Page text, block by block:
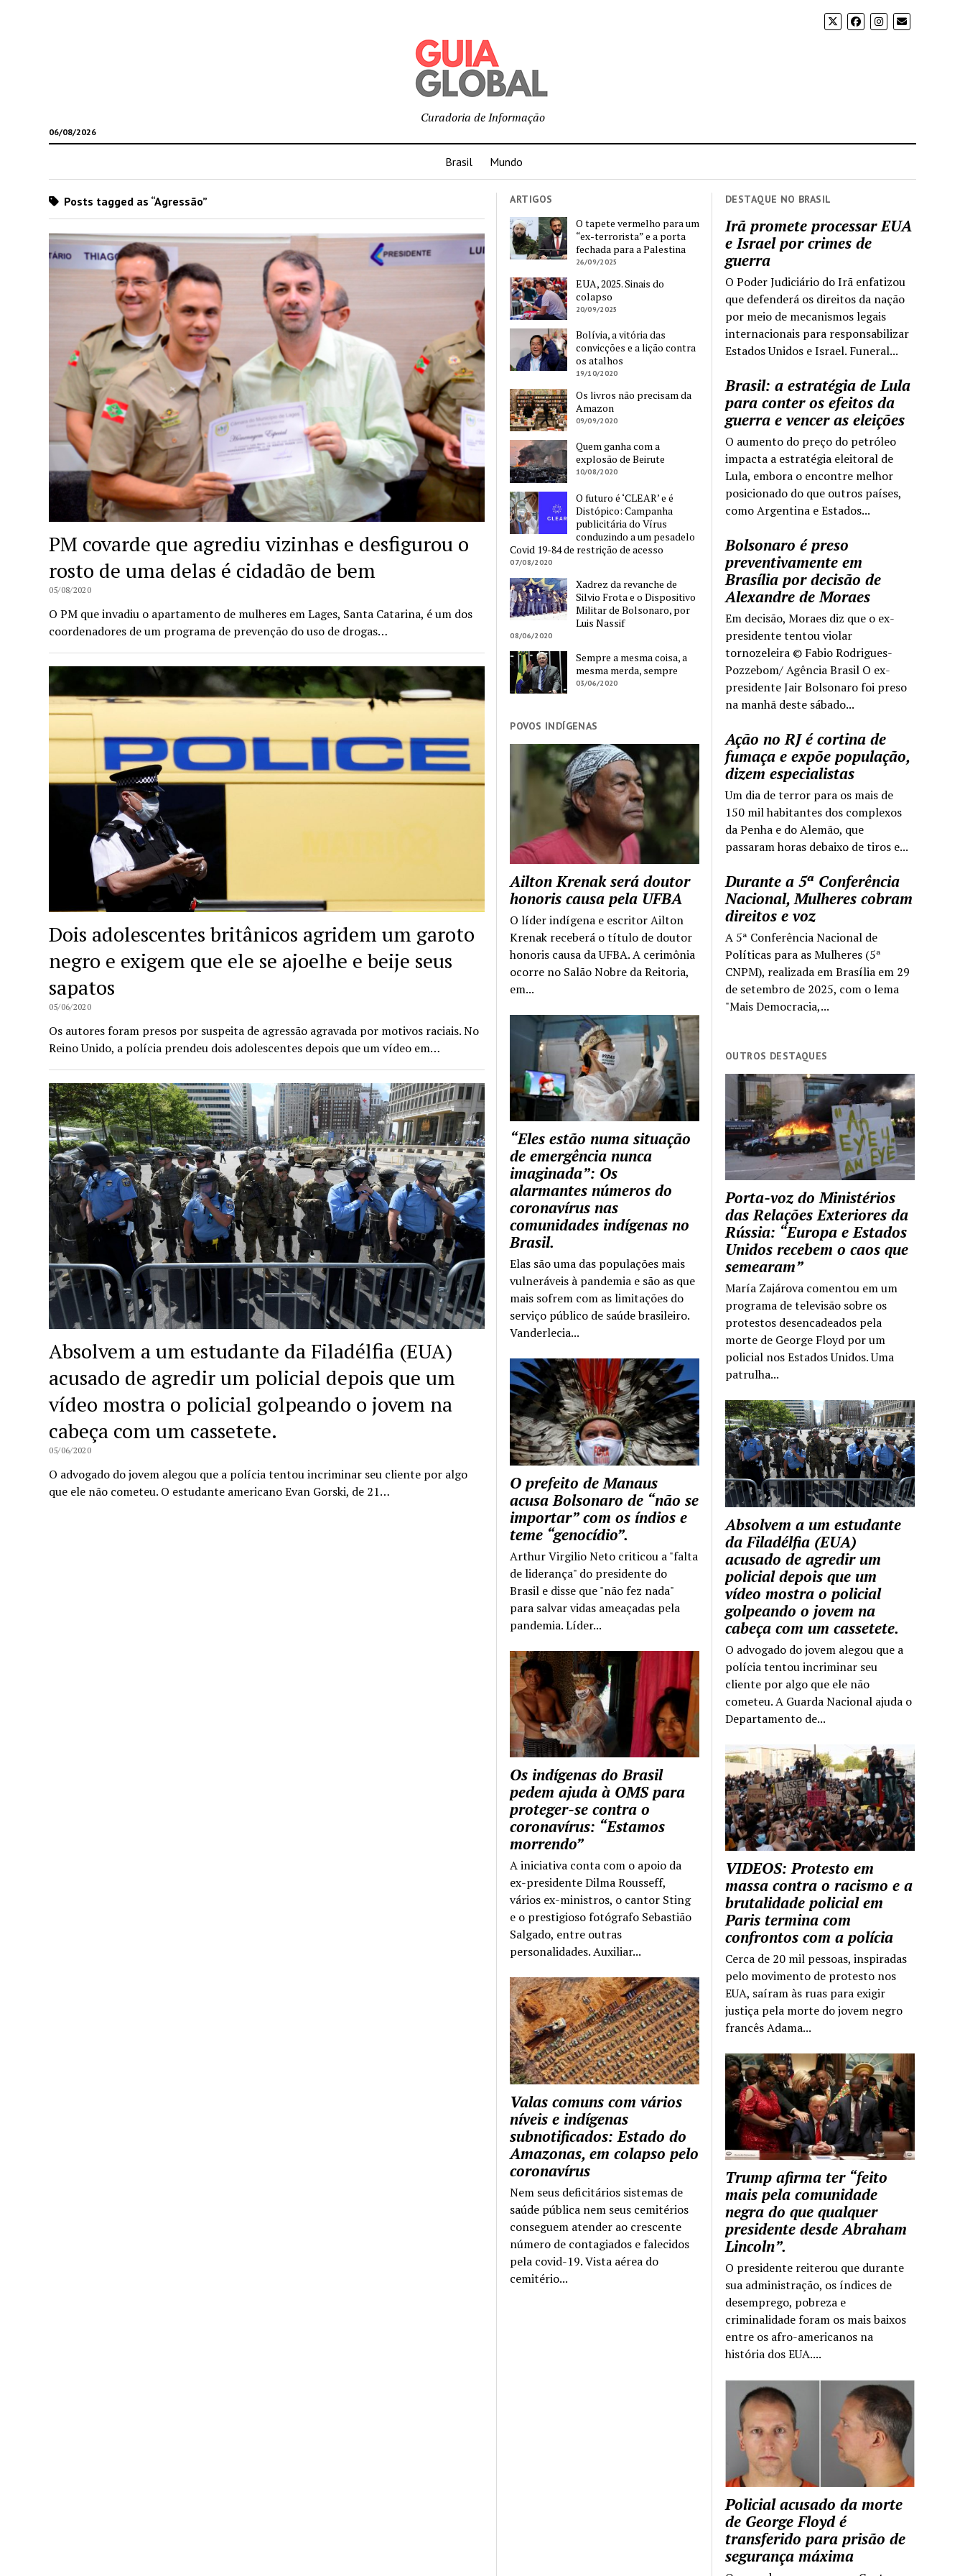
06/08/2026
Curadoria de Informação
Brasil Mundo
DESTAQUE NO BRASIL
Irã promete processar EUA
e Israel por crimes de
guerra
O Poder Judiciário do Irã enfatizou
que defenderá os direitos da nação
por meio de mecanismos legais
internacionais para responsabilizar
Estados Unidos e Israel. Funeral...
Brasil: a estratégia de Lula
para conter os efeitos da
guerra e vencer as eleições
O aumento do preço do petróleo
impacta a estratégia eleitoral de
Lula, embora o encontre melhor
posicionado do que outros países,
como Argentina e Estados...
Bolsonaro é preso
preventivamente em
Brasília por decisão de
Alexandre de Moraes
Em decisão, Moraes diz que o ex-
presidente tentou violar
tornozeleira © Fabio Rodrigues-
Pozzebom/ Agência Brasil O ex-
presidente Jair Bolsonaro foi preso
na manhã deste sábado...
Ação no RJ é cortina de
fumaça e expõe população,
dizem especialistas
Um dia de terror para os mais de
150 mil habitantes dos complexos
da Penha e do Alemão, que
passaram horas debaixo de tiros e...
Durante a 5ª Conferência
Nacional, Mulheres cobram
direitos e voz
A 5ª Conferência Nacional de
Políticas para as Mulheres (5ª
CNPM), realizada em Brasília em 29
de setembro de 2025, com o lema
"Mais Democracia,...
OUTROS DESTAQUES
Porta-voz do Ministérios
das Relações Exteriores da
Rússia: “Europa e Estados
Unidos recebem o caos que
semearam”
María Zajárova comentou em um
programa de televisão sobre os
protestos desencadeados pela
morte de George Floyd por um
policial nos Estados Unidos. Uma
patrulha...
Absolvem a um estudante
da Filadélfia (EUA)
acusado de agredir um
policial depois que um
vídeo mostra o policial
golpeando o jovem na
cabeça com um cassetete.
O advogado do jovem alegou que a
polícia tentou incriminar seu
cliente por algo que ele não
cometeu. A Guarda Nacional ajuda o
Departamento de...
VIDEOS: Protesto em
massa contra o racismo e a
brutalidade policial em
Paris termina com
confrontos com a polícia
Cerca de 20 mil pessoas, inspiradas
pelo movimento de protesto nos
EUA, saíram às ruas para exigir
justiça pela morte do jovem negro
francês Adama...
Trump afirma ter “feito
mais pela comunidade
negra do que qualquer
presidente desde Abraham
Lincoln”.
O presidente reiterou que durante
sua administração, os índices de
desemprego, pobreza e
criminalidade foram os mais baixos
entre os afro-americanos na
história dos EUA....
Policial acusado da morte
de George Floyd é
transferido para prisão de
segurança máxima
Posts tagged as “Agressão”
PM covarde que agrediu vizinhas e desfigurou o
rosto de uma delas é cidadão de bem
05/08/2020
O PM que invadiu o apartamento de mulheres em Lages, Santa Catarina, é um dos
coordenadores de um programa de prevenção do uso de drogas…
Dois adolescentes britânicos agridem um garoto
negro e exigem que ele se ajoelhe e beije seus
sapatos
05/06/2020
Os autores foram presos por suspeita de agressão agravada por motivos raciais. No
Reino Unido, a polícia prendeu dois adolescentes depois que um vídeo em…
Absolvem a um estudante da Filadélfia (EUA)
acusado de agredir um policial depois que um
vídeo mostra o policial golpeando o jovem na
cabeça com um cassetete.
05/06/2020
O advogado do jovem alegou que a polícia tentou incriminar seu cliente por algo
que ele não cometeu. O estudante americano Evan Gorski, de 21…
ARTIGOS
O tapete vermelho para um
“ex-terrorista” e a porta
fechada para a Palestina
26/09/2025
EUA, 2025. Sinais do
colapso
20/09/2025
Bolívia, a vitória das
convicções e a lição contra
os atalhos
19/10/2020
Os livros não precisam da
Amazon
09/09/2020
Quem ganha com a
explosão de Beirute
10/08/2020
O futuro é ‘CLEAR’ e é
Distópico: Campanha
publicitária do Vírus
conduzindo a um pesadelo
Covid 19-84 de restrição de acesso
07/08/2020
Xadrez da revanche de
Silvio Frota e o Dispositivo
Militar de Bolsonaro, por
Luis Nassif
08/06/2020
Sempre a mesma coisa, a
mesma merda, sempre
03/06/2020
POVOS INDÍGENAS
Ailton Krenak será doutor
honoris causa pela UFBA
O líder indígena e escritor Ailton
Krenak receberá o título de doutor
honoris causa da UFBA. A cerimônia
ocorre no Salão Nobre da Reitoria,
em...
“Eles estão numa situação
de emergência nunca
imaginada”: Os
alarmantes números do
coronavírus nas
comunidades indígenas no
Brasil.
Elas são uma das populações mais
vulneráveis à pandemia e são as que
mais sofrem com as limitações do
serviço público de saúde brasileiro.
Vanderlecia...
O prefeito de Manaus
acusa Bolsonaro de “não se
importar” com os índios e
teme “genocídio”.
Arthur Virgilio Neto criticou a "falta
de liderança" do presidente do
Brasil e disse que "não fez nada"
para salvar vidas ameaçadas pela
pandemia. Líder...
Os indígenas do Brasil
pedem ajuda à OMS para
proteger-se contra o
coronavírus: “Estamos
morrendo”
A iniciativa conta com o apoio da
ex-presidente Dilma Rousseff,
vários ex-ministros, o cantor Sting
e o prestigioso fotógrafo Sebastião
Salgado, entre outras
personalidades. Auxiliar...
Valas comuns com vários
níveis e indígenas
subnotificados: Estado do
Amazonas, em colapso pelo
coronavírus
Nem seus deficitários sistemas de
saúde pública nem seus cemitérios
conseguem atender ao crescente
número de contagiados e falecidos
pela covid-19. Vista aérea do
cemitério...